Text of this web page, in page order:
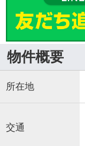
物件概要
所在地
交通